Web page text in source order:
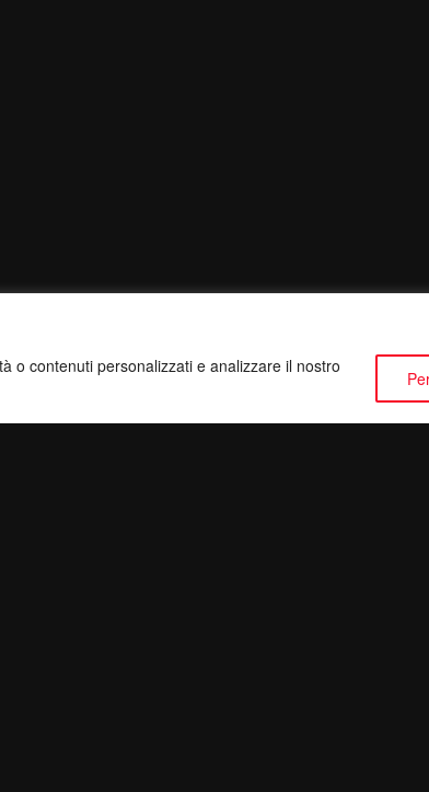
o contenuti personalizzati e analizzare il nostro